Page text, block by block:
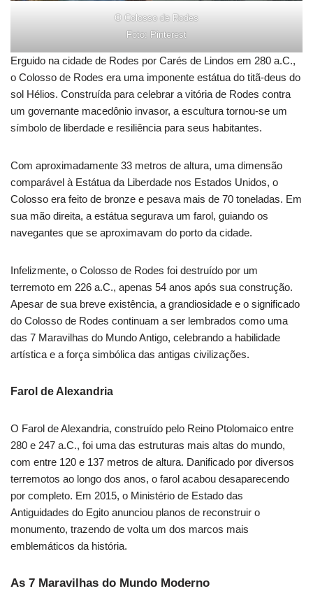
O Colosso de Rodes
Foto: Pinterest
Erguido na cidade de Rodes por Carés de Lindos em 280 a.C.,
o Colosso de Rodes era uma imponente estátua do titã-deus do
sol Hélios. Construída para celebrar a vitória de Rodes contra
um governante macedônio invasor, a escultura tornou-se um
símbolo de liberdade e resiliência para seus habitantes.
Com aproximadamente 33 metros de altura, uma dimensão
comparável à Estátua da Liberdade nos Estados Unidos, o
Colosso era feito de bronze e pesava mais de 70 toneladas. Em
sua mão direita, a estátua segurava um farol, guiando os
navegantes que se aproximavam do porto da cidade.
Infelizmente, o Colosso de Rodes foi destruído por um
terremoto em 226 a.C., apenas 54 anos após sua construção.
Apesar de sua breve existência, a grandiosidade e o significado
do Colosso de Rodes continuam a ser lembrados como uma
das 7 Maravilhas do Mundo Antigo, celebrando a habilidade
artística e a força simbólica das antigas civilizações.
Farol de Alexandria
O Farol de Alexandria, construído pelo Reino Ptolomaico entre
280 e 247 a.C., foi uma das estruturas mais altas do mundo,
com entre 120 e 137 metros de altura. Danificado por diversos
terremotos ao longo dos anos, o farol acabou desaparecendo
por completo. Em 2015, o Ministério de Estado das
Antiguidades do Egito anunciou planos de reconstruir o
monumento, trazendo de volta um dos marcos mais
emblemáticos da história.
As 7 Maravilhas do Mundo Moderno